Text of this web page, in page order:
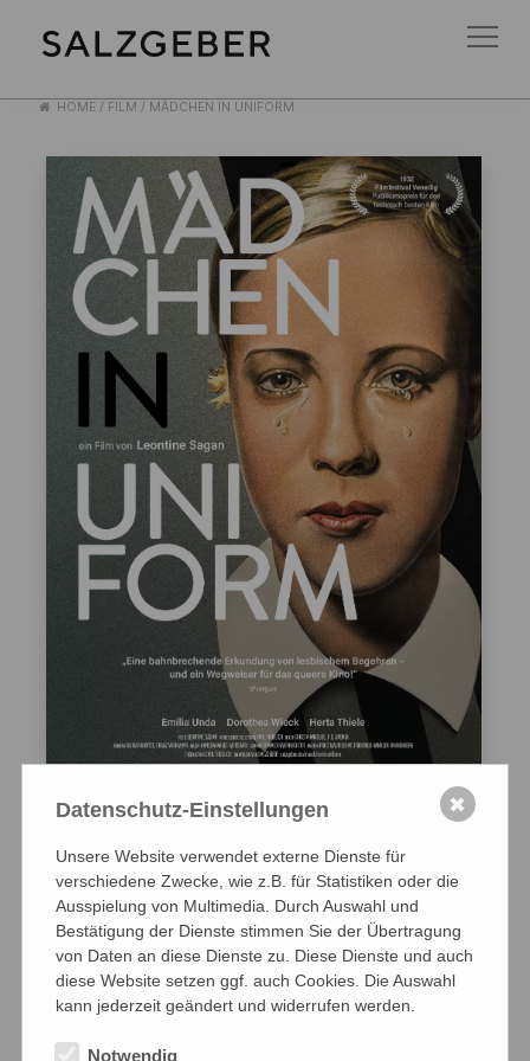
HOME/ FILM / MÄDCHEN IN UNIFORM
Als DVD & VoD
MÄDCHEN IN UNIFORM
ein Film von Leontine Sagan
Deutschland 1931, 96 Minuten, deutsche
Originalfassung
FSK12
Datenschutz-Einstellungen
Unsere Website verwendet externe Dienste für
verschiedene Zwecke, wie z.B. für Statistiken oder die
Ausspielung von Multimedia. Durch Auswahl und
Bestätigung der Dienste stimmen Sie der Übertragung
von Daten an diese Dienste zu. Diese Dienste und auch
diese Website setzen ggf. auch Cookies. Die Auswahl
kann jederzeit geändert und widerrufen werden.
Notwendig
✖